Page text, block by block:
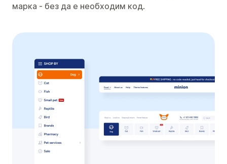
марка - без да е необходим код.